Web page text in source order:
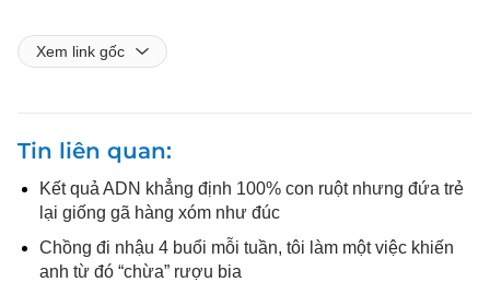
Xem link gốc
Tin liên quan
Kết quả ADN khẳng định 100% con ruột nhưng đứa trẻ
lại giống gã hàng xóm như đúc
Chồng đi nhậu 4 buổi mỗi tuần, tôi làm một việc khiến
anh từ đó “chừa” rượu bia